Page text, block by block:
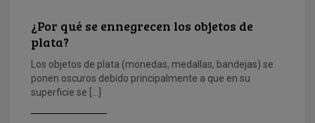
¿Por qué se ennegrecen los objetos de
plata?
Los objetos de plata (monedas, medallas, bandejas) se
ponen oscuros debido principalmente a que en su
superficie se […]